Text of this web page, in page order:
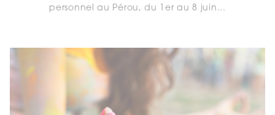
personnel au Pérou, du 1er au 8 juin...